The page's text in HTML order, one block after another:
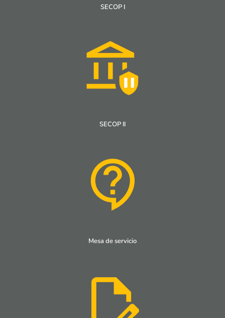
SECOP I
SECOP II
Mesa de servicio